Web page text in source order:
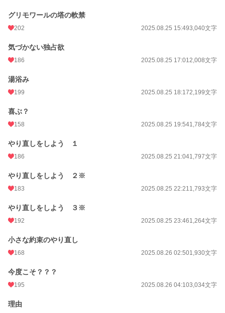
グリモワールの塔の軟禁
202 2025.08.25 15:493,040文字
気づかない独占欲
186 2025.08.25 17:012,008文字
湯浴み
199 2025.08.25 18:172,199文字
喜ぶ？
158 2025.08.25 19:541,784文字
やり直しをしよう １
186 2025.08.25 21:041,797文字
やり直しをしよう ２※
183 2025.08.25 22:211,793文字
やり直しをしよう ３※
192 2025.08.25 23:461,264文字
小さな約束のやり直し
168 2025.08.26 02:501,930文字
今度こそ？？？
195 2025.08.26 04:103,034文字
理由